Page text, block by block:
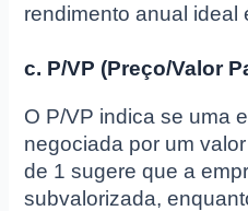
rendimento anual ideal
c. P/VP (Preço/Valor
O P/VP indica se uma
negociada por um
de 1 sugere que a
subvalorizada,